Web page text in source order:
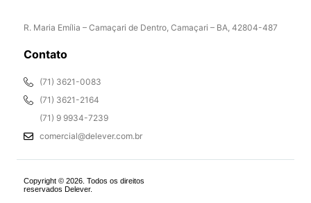
R. Maria Emília – Camaçari de Dentro, Camaçari – BA, 42804-487
Contato
(71) 3621-0083
(71) 3621-2164
(71) 9 9934-7239
comercial@delever.com.br
Copyright © 2026. Todos os direitos
reservados Delever.